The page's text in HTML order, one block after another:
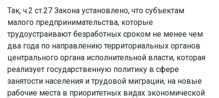
Так, ч.2 ст.27 Закона установлено, что субъектам
малого предпринимательства, которые
трудоустраивают безработных сроком не менее чем
два года по направлению территориальных органов
центрального органа исполнительной власти, которая
реализует государственную политику в сфере
занятости населения и трудовой миграции, на новые
рабочие места в приоритетных видах экономической